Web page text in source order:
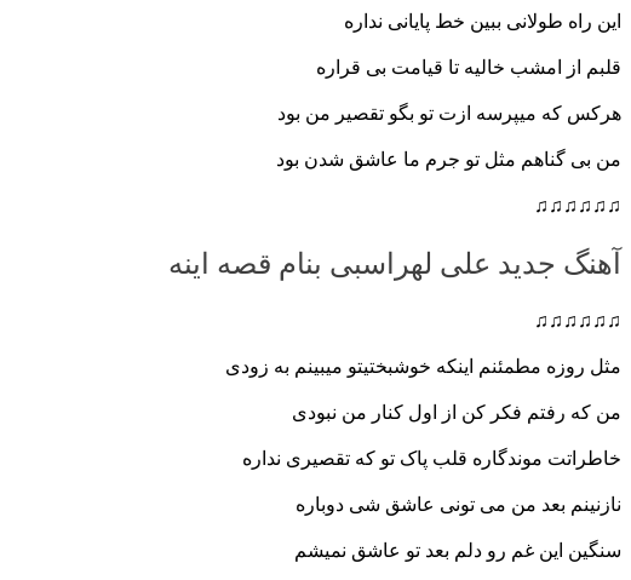
این راه طولانی ببین خط پایانی نداره
قلبم از امشب خالیه تا قیامت بی قراره
هرکس که میپرسه ازت تو بگو تقصیر من بود
من بی گناهم مثل تو جرم ما عاشق شدن بود
♫♫♫♫♫♫
آهنگ جدید علی لهراسبی بنام قصه اینه
♫♫♫♫♫♫
مثل روزه مطمئنم اینکه خوشبختیتو میبینم به زودی
من که رفتم فکر کن از اول کنار من نبودی
خاطراتت موندگاره قلب پاک تو که تقصیری نداره
نازنینم بعد من می تونی عاشق شی دوباره
سنگین این غم رو دلم بعد تو عاشق نمیشم